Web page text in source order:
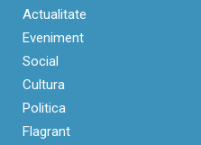
Actualitate
Eveniment
Social
Cultura
Politica
Flagrant